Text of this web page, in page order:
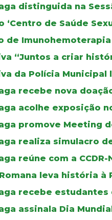
distinguida na
‘Centro de Saúde
de
“Juntos a criar
da Polícia Municipal
recebe nova
acolhe exposição
promove Meeting
realiza simulacro
reúne com a
leva história à
recebe
assinala Dia